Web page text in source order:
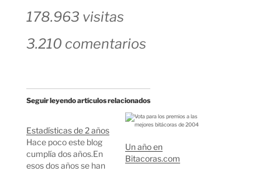
178.963 visitas
3.210 comentarios
Seguir leyendo artículos relacionados
Estadísticas de 2 años
Hace poco este blog
cumplía dos años.En
esos dos años se han
Un año en
Bitacoras.com